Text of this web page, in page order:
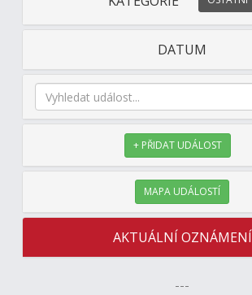
DATUM
+ PŘIDAT UDÁLOST
MAPA UDÁLOSTÍ
AKTUÁLNÍ OZNÁMENÍ
---